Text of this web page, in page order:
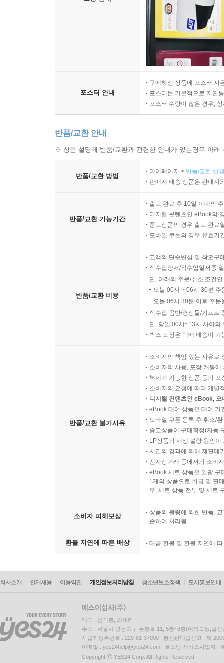
포스터 안내
구매하신 상품에 포스터 사
포스터는 기본적으로 지관
포스터 수량이 많은 경우,
반품/교환 안내
※ 상품 설명에 반품/교환과 관련한 안내가 있는경우 아
반품/교환 방법
마이페이지 > 반품/교환 신
판매자 배송 상품은 판매자
반품/교환 가능기간
출고 완료 후 10일 이내의
디지털 콘텐츠인 eBook의
중고상품의 경우 출고 완료
모바일 쿠폰의 경우 유효기
반품/교환 비용
고객의 단순변심 및 착오구
직수입양서/직수입일서중
단, 아래의 주문/취소 조건
오늘 00시 ~ 06시 30분
오늘 06시 30분 이후 주
직수입 음반/영상물/기프트
단, 당일 00시~13시 사이의
박스 포장은 택배 배송이
반품/교환 불가사유
소비자의 책임 있는 사유로
소비자의 사용, 포장 개봉
복제가 가능한 상품 등의
소비자의 요청에 따라 개별
디지털 컨텐츠인 eBook,
eBook 대여 상품은 대여 기
모바일 쿠폰 등록 후 취소/
중고상품이 구매확정(자동
LP상품의 재생 불량 원인
시간의 경과에 의해 재판매
전자상거래 등에서의 소비
eBook 세트 상품은 일괄 구
1개의 상품으로 취급 및 판
우, 세트 상품 전부 및 세트
소비자 피해보상
상품의 불량에 의한 반품,
준하여 처리됨
환불 지연에 따른 배상 대금 환불 및 환불 지연에
회사소개 인재채용 이용약관 개인정보처리방침 청소년보호정책 도서홍보안내
대표 : 김석환, 최세라
주소 : 서울시 영등포구 은행로 11, 5층~6층(여의도동,일신
사업자등록번호 : 229-81-37000 통신판매업신고 : 제
이메일 : yes24help@yes24.com 호스팅 서비스사업자 :
Copyright ⓒ YES24 Corp. All Rights Reserved.